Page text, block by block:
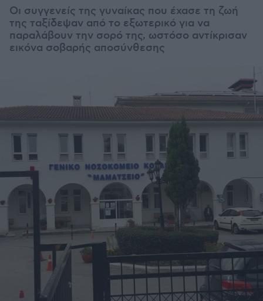
Οι συγγενείς της γυναίκας που έχασε τη ζωή
της ταξίδεψαν από το εξωτερικό για να
παραλάβουν την σορό της, ωστόσο αντίκρισαν
εικόνα σοβαρής αποσύνθεσης